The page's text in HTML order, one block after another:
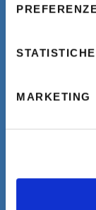
STATISTICHE
MARKETING